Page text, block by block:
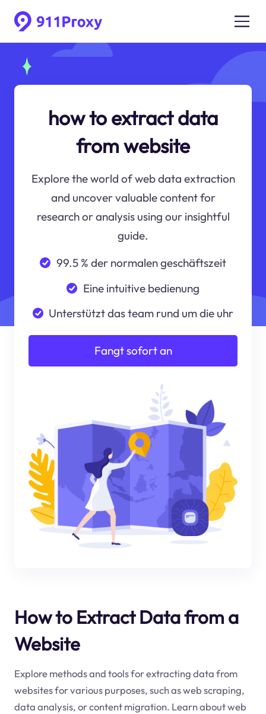
how to extract data
from website
Explore the world of web data extraction
and uncover valuable content for
research or analysis using our insightful
guide.
99.5 % der normalen geschäftszeit
Eine intuitive bedienung
Unterstützt das team rund um die uhr
Fangt sofort an
How to Extract Data from a
Website
Explore methods and tools for extracting data from
websites for various purposes, such as web scraping,
data analysis, or content migration. Learn about web